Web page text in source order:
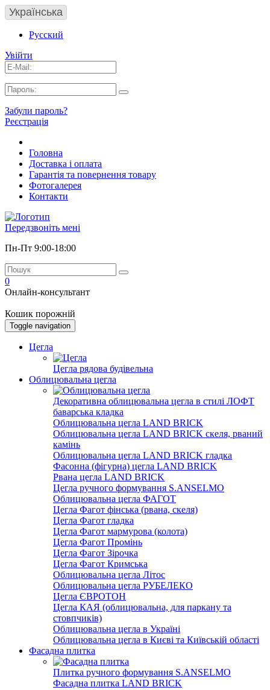
Українська
Русский
Увійти
Забули пароль?
Реєстрація
Головна
Доставка і оплата
Гарантія та повернення товару
Фотогалерея
Контакти
Передзвоніть мені
Пн-Пт 9:00-18:00
0
Онлайн-консультант
Кошик порожній
Toggle navigation
Цегла
Цегла рядова будівельна
Облицювальна цегла
Декоративна облицювальна цегла в стилі ЛОФТ
баварська кладка
Облицювальна цегла LAND BRICK
Облицювальна цегла LAND BRICK скеля, рваний
камінь
Облицювальна цегла LAND BRICK гладка
Фасонна (фігурна) цегла LAND BRICK
Рвана цегла LAND BRICK
Цегла ручного формування S.ANSELMO
Облицювальна цегла ФАГОТ
Цегла Фагот фінська (рвана, скеля)
Цегла Фагот гладка
Цегла Фагот мармурова (колота)
Цегла Фагот Промінь
Цегла Фагот Зірочка
Цегла Фагот Кримська
Облицювальна цегла Літос
Облицювальна цегла РУБЕЛЕКО
Цегла ЄВРОТОН
Цегла КАЯ (облицювальна, для паркану та
стовпчиків)
Облицювальна цегла в Україні
Облицювальна цегла в Києві та Київській області
Фасадна плитка
Плитка ручного формування S.ANSELMO
Фасадна плитка LAND BRICK